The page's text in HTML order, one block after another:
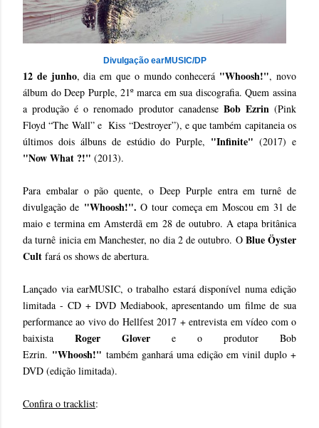
Divulgação earMUSIC/DP
12 de junho, dia em que o mundo conhecerá "Whoosh!", novo
álbum do Deep Purple, 21º marca em sua discografia. Quem assina
a produção é o renomado produtor canadense Bob Ezrin(Pink
Floyd “The Wall” e Kiss “Destroyer”), e que também capitaneia os
últimos dois álbuns de estúdio do Purple, "Infinite" (2017) e
"Now What ?!" (2013).
Para embalar o pão quente, o Deep Purple entra em turnê de
divulgação de "Whoosh!". O tour começa em Moscou em 31 de
maio e termina em Amsterdã em 28 de outubro. A etapa britânica
da turnê inicia em Manchester, no dia 2 de outubro. O Blue Öyster
Cult fará os shows de abertura.
Lançado via earMUSIC, o trabalho estará disponível numa edição
limitada - CD + DVD Mediabook, apresentando um filme de sua
performance ao vivo do Hellfest 2017 + entrevista em vídeo com o
baixista Roger Glover e o produtor Bob
Ezrin. "Whoosh!" também ganhará uma edição em vinil duplo +
DVD (edição limitada).
Confira o tracklist: